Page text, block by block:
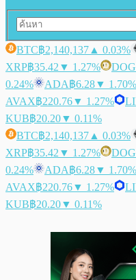
BTC฿2,140,137 ▲ 0.03%
XRP฿35.42 ▼ 1.27%
0.24%
ADA฿6.28▼ 1.70%
AVAX฿220.76▼ 1.27%
KUB฿20.20▼ 0.11%
BTC฿2,140,137 ▲ 0.03%
XRP฿35.42 ▼ 1.27%
0.24%
ADA฿6.28▼ 1.70%
AVAX฿220.76▼ 1.27%
KUB฿20.20▼ 0.11%